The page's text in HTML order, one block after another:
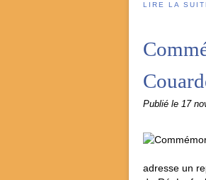
LIRE LA
Publié le 17
adresse un